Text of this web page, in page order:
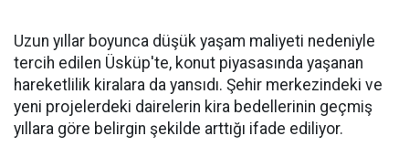
Uzun yıllar boyunca düşük yaşam maliyeti nedeniyle
tercih edilen Üsküp'te, konut piyasasında yaşanan
hareketlilik kiralara da yansıdı. Şehir merkezindeki ve
yeni projelerdeki dairelerin kira bedellerinin geçmiş
yıllara göre belirgin şekilde arttığı ifade ediliyor.